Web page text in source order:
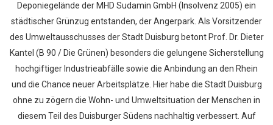
Deponiegelände der MHD Sudamin GmbH (Insolvenz 2005) ein
städtischer Grünzug entstanden, der Angerpark. Als Vorsitzender
des Umweltausschusses der Stadt Duisburg betont Prof. Dr. Dieter
Kantel (B 90 / Die Grünen) besonders die gelungene Sicherstellung
hochgiftiger Industrieabfälle sowie die Anbindung an den Rhein
und die Chance neuer Arbeitsplätze. Hier habe die Stadt Duisburg
ohne zu zögern die Wohn- und Umweltsituation der Menschen in
diesem Teil des Duisburger Südens nachhaltig verbessert. Auf